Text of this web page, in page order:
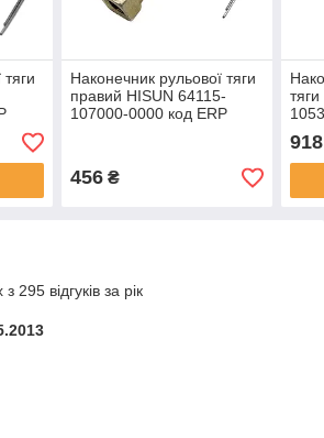
Наконечник рульової тяги
правий HISUN 64115-
107000-0000 код ERP
456₴
918
295 відгуків за рік